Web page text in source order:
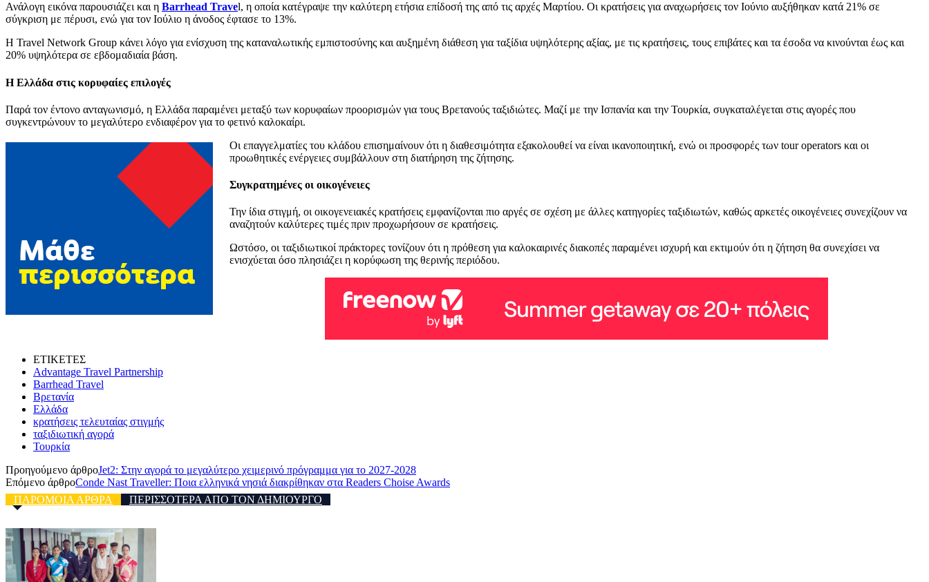
Ανάλογη εικόνα παρουσιάζει και η Barrhead Travel, η οποία κατέγραψε την καλύτερη ετήσια επίδοσή της από τις αρχές Μαρτίου. Οι κρατήσεις για αναχωρήσεις τον Ιούνιο αυξήθηκαν κατά 21% σε
σύγκριση με πέρυσι, ενώ για τον Ιούλιο η άνοδος έφτασε το 13%.
Η Travel Network Group κάνει λόγο για ενίσχυση της καταναλωτικής εμπιστοσύνης και αυξημένη διάθεση για ταξίδια υψηλότερης αξίας, με τις κρατήσεις, τους επιβάτες και τα έσοδα να κινούνται έως και
20% υψηλότερα σε εβδομαδιαία βάση.
Η Ελλάδα στις κορυφαίες επιλογές
Παρά τον έντονο ανταγωνισμό, η Ελλάδα παραμένει μεταξύ των κορυφαίων προορισμών για τους Βρετανούς ταξιδιώτες. Μαζί με την Ισπανία και την Τουρκία, συγκαταλέγεται στις αγορές που
συγκεντρώνουν το μεγαλύτερο ενδιαφέρον για το φετινό καλοκαίρι.
Οι επαγγελματίες του κλάδου επισημαίνουν ότι η διαθεσιμότητα εξακολουθεί να είναι ικανοποιητική, ενώ οι προσφορές των tour operators και οι
προωθητικές ενέργειες συμβάλλουν στη διατήρηση της ζήτησης.
Συγκρατημένες οι οικογένειες
Την ίδια στιγμή, οι οικογενειακές κρατήσεις εμφανίζονται πιο αργές σε σχέση με άλλες κατηγορίες ταξιδιωτών, καθώς αρκετές οικογένειες συνεχίζουν να
αναζητούν καλύτερες τιμές πριν προχωρήσουν σε κρατήσεις.
Ωστόσο, οι ταξιδιωτικοί πράκτορες τονίζουν ότι η πρόθεση για καλοκαιρινές διακοπές παραμένει ισχυρή και εκτιμούν ότι η ζήτηση θα συνεχίσει να
ενισχύεται όσο πλησιάζει η κορύφωση της θερινής περιόδου.
ΕΤΙΚΕΤΕΣ
Advantage Travel Partnership
Barrhead Travel
Βρετανία
Ελλάδα
κρατήσεις τελευταίας στιγμής
ταξιδιωτική αγορά
Τουρκία
Προηγούμενο άρθροJet2: Στην αγορά το μεγαλύτερο χειμερινό πρόγραμμα για το 2027-2028
Επόμενο άρθροConde Nast Traveller: Ποια ελληνικά νησιά διακρίθηκαν στα Readers Choise Awards
ΠΑΡΟΜΟΙΑ ΑΡΘΡΑ
ΠΕΡΙΣΣΟΤΕΡΑ ΑΠΟ ΤΟΝ ΔΗΜΙΟΥΡΓΟ